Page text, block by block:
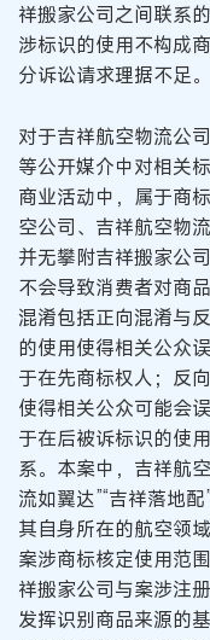
祥搬家公司之间联系
涉标识的使用不构成
分诉讼请求理据不足。
对于吉祥航空物流公
等公开媒介中对相关
商业活动中，属于商
空公司、吉祥航空物
并无攀附吉祥搬家公
不会导致消费者对商
混淆包括正向混淆与
的使用使得相关公众
于在先商标权人；反
使得相关公众可能会
于在后被诉标识的使
系。本案中，吉祥航
流如翼达”“吉祥落地
其自身所在的航空领
案涉商标核定使用范
祥搬家公司与案涉注
发挥识别商品来源的